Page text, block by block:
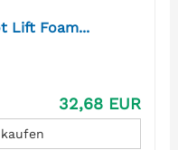
Lift Foam...
32,68 EUR